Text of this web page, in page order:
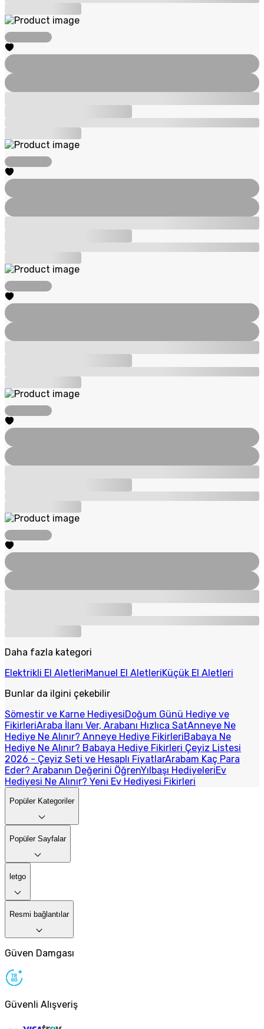
Daha fazla kategori
Elektrikli El AletleriManuel El AletleriKüçük El Aletleri
Bunlar da ilgini çekebilir
Sömestir ve Karne HediyesiDoğum Günü Hediye ve
FikirleriAraba İlanı Ver, Arabanı Hızlıca SatAnneye Ne
Hediye Ne Alınır? Anneye Hediye FikirleriBabaya Ne
Hediye Ne Alınır? Babaya Hediye Fikirleri Çeyiz Listesi
2026 - Çeyiz Seti ve Hesaplı FiyatlarArabam Kaç Para
Eder? Arabanın Değerini ÖğrenYılbaşı HediyeleriEv
Hediyesi Ne Alınır? Yeni Ev Hediyesi Fikirleri
Popüler Kategoriler
Popüler Sayfalar
letgo
Resmi bağlantılar
Güven Damgası
Güvenli Alışveriş